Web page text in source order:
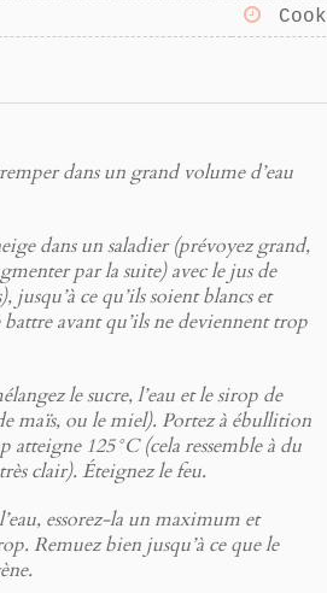
Cook
dans un grand volume d’eau
dans un saladier (prévoyez grand,
par la suite) avec le jus de
ce qu’ils soient blancs et
battre avant qu’ils ne deviennent trop
le sucre, l’eau et le sirop de
maïs, ou le miel). Portez à ébullition
atteigne 125°C (cela ressemble à du
clair). Éteignez le feu.
essorez-la un maximum et
Remuez bien jusqu’à ce que le